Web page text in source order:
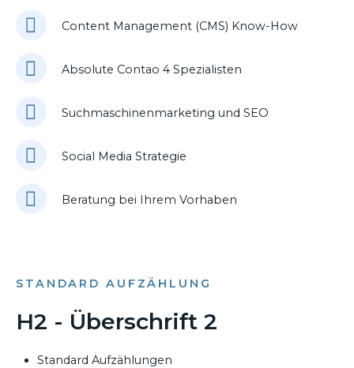
Content Management (CMS) Know-How
Absolute Contao 4 Spezialisten
Suchmaschinenmarketing und SEO
Social Media Strategie
Beratung bei Ihrem Vorhaben
STANDARD AUFZÄHLUNG
H2 - Überschrift 2
Standard Aufzählungen